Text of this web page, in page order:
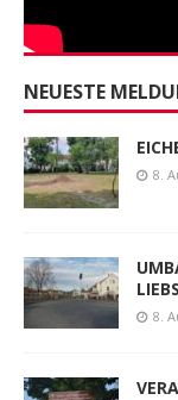
NEUESTE
8.
8.